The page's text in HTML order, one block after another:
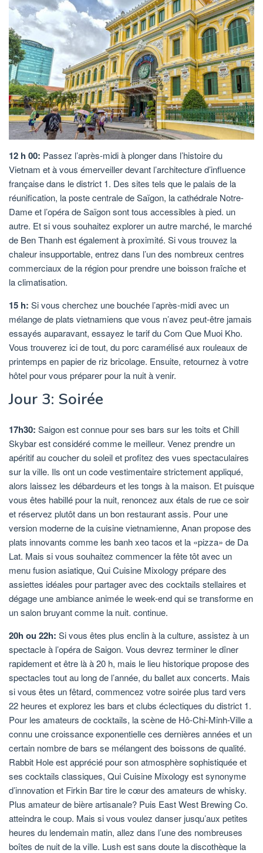
12 h 00: Passez l’après-midi à plonger dans l’histoire du
Vietnam et à vous émerveiller devant l’architecture d’influence
française dans le district 1. Des sites tels que le palais de la
réunification, la poste centrale de Saïgon, la cathédrale Notre-
Dame et l’opéra de Saïgon sont tous accessibles à pied. un
autre. Et si vous souhaitez explorer un autre marché, le marché
de Ben Thanh est également à proximité. Si vous trouvez la
chaleur insupportable, entrez dans l’un des nombreux centres
commerciaux de la région pour prendre une boisson fraîche et
la climatisation.
15 h: Si vous cherchez une bouchée l’après-midi avec un
mélange de plats vietnamiens que vous n’avez peut-être jamais
essayés auparavant, essayez le tarif du Com Que Muoi Kho.
Vous trouverez ici de tout, du porc caramélisé aux rouleaux de
printemps en papier de riz bricolage. Ensuite, retournez à votre
hôtel pour vous préparer pour la nuit à venir.
Jour 3: Soirée
17h30: Saigon est connue pour ses bars sur les toits et Chill
Skybar est considéré comme le meilleur. Venez prendre un
apéritif au coucher du soleil et profitez des vues spectaculaires
sur la ville. Ils ont un code vestimentaire strictement appliqué,
alors laissez les débardeurs et les tongs à la maison. Et puisque
vous êtes habillé pour la nuit, renoncez aux étals de rue ce soir
et réservez plutôt dans un bon restaurant assis. Pour une
version moderne de la cuisine vietnamienne, Anan propose des
plats innovants comme les banh xeo tacos et la «pizza» de Da
Lat. Mais si vous souhaitez commencer la fête tôt avec un
menu fusion asiatique, Qui Cuisine Mixology prépare des
assiettes idéales pour partager avec des cocktails stellaires et
dégage une ambiance animée le week-end qui se transforme en
un salon bruyant comme la nuit. continue.
20h ou 22h: Si vous êtes plus enclin à la culture, assistez à un
spectacle à l’opéra de Saigon. Vous devrez terminer le dîner
rapidement et être là à 20 h, mais le lieu historique propose des
spectacles tout au long de l’année, du ballet aux concerts. Mais
si vous êtes un fêtard, commencez votre soirée plus tard vers
22 heures et explorez les bars et clubs éclectiques du district 1.
Pour les amateurs de cocktails, la scène de Hô-Chi-Minh-Ville a
connu une croissance exponentielle ces dernières années et un
certain nombre de bars se mélangent des boissons de qualité.
Rabbit Hole est apprécié pour son atmosphère sophistiquée et
ses cocktails classiques, Qui Cuisine Mixology est synonyme
d’innovation et Firkin Bar tire le cœur des amateurs de whisky.
Plus amateur de bière artisanale? Puis East West Brewing Co.
atteindra le coup. Mais si vous voulez danser jusqu’aux petites
heures du lendemain matin, allez dans l’une des nombreuses
boîtes de nuit de la ville. Lush est sans doute la discothèque la